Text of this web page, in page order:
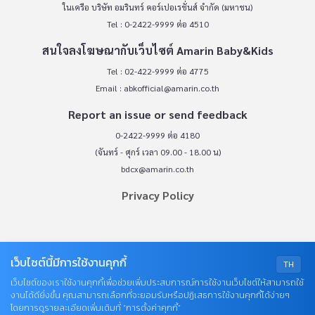
ในเครือ บริษัท อมรินทร์ คอร์เปอเรชั่นส์ จำกัด (มหาชน)
Tel : 0-2422-9999 ต่อ 4510
สนใจลงโฆษณากับเว็บไซต์ Amarin Baby&Kids
Tel : 02-422-9999 ต่อ 4775
Email : abkofficial@amarin.co.th
Report an issue or send feedback
0-2422-9999 ต่อ 4180
(จันทร์ - ศุกร์ เวลา 09.00 - 18.00 น)
bdcx@amarin.co.th
Privacy Policy
OUR SOCIALS
TH
เว็บไซต์นี้มีการใช้งานคุกกี้
เว็บไซต์ของเราใช้งานคุกกี้เพื่อช่วยเพิ่มประสบการณ์การใช้งานเว็บไซต์ให้สามารถใช้
งานได้ดียิ่งขึ้น คุณสามารถเลือกที่จะยอมรับหรือปฏิเสธการใช้งานคุกกี้ได้ง่ายๆ
โดยการดูรายละเอียดเพิ่มเติมที่ “การตั้งค่าคุกกี้”